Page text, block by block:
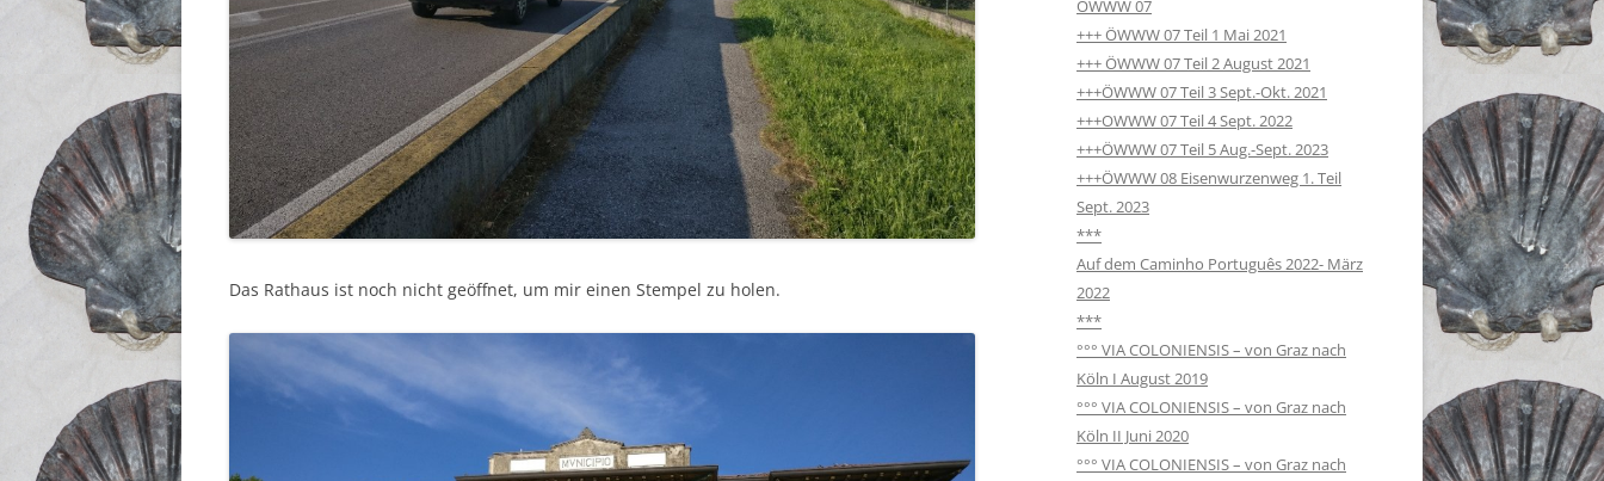
Das Rathaus ist noch nicht geöffnet, um mir einen Stempel zu holen.
ÖWWW 07
+++ ÖWWW 07 Teil 1 Mai 2021
+++ ÖWWW 07 Teil 2 August 2021
+++ÖWWW 07 Teil 3 Sept.-Okt. 2021
+++OWWW 07 Teil 4 Sept. 2022
+++ÖWWW 07 Teil 5 Aug.-Sept. 2023
+++ÖWWW 08 Eisenwurzenweg 1. Teil
Sept. 2023
***
Auf dem Caminho Português 2022- März
2022
***
°°° VIA COLONIENSIS – von Graz nach
Köln I August 2019
°°° VIA COLONIENSIS – von Graz nach
Köln II Juni 2020
°°° VIA COLONIENSIS – von Graz nach